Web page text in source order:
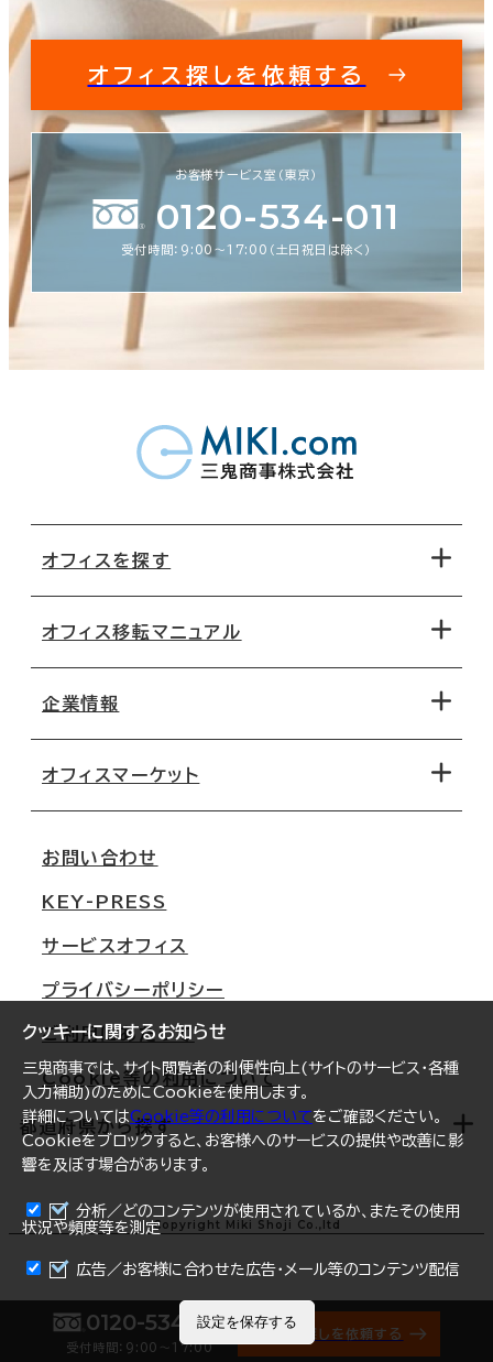
まとめて資料請求
0120-534-011
受付時間：9:00〜17:00
オフィス探しを依頼する
クッキーに関するお知らせ
三鬼商事では、サイト閲覧者の利便性向上(サイトのサービス・各種
入力補助)のためにCookieを使用します。
詳細についてはCookie等の利用についてをご確認ください。
Cookieをブロックすると、お客様へのサービスの提供や改善に影
響を及ぼす場合があります。
分析／どのコンテンツが使用されているか、またその使用
状況や頻度等を測定
広告／お客様に合わせた広告・メール等のコンテンツ配信
設定を保存する
オフィス探しを依頼する
お客様サービス室（東京）
0120-534-011
受付時間：9:00〜17:00（土日祝日は除く）
オフィスを探す
地図から探す
路線・駅から探す
オフィス移転マニュアル
移転コストシミュレーション
移転スケジュール
オフィス移転Q&A
企業情報
オフィスマーケット
大阪
名古屋
札幌
仙台
横浜
福岡
オフィスリポート
ログイン
お問い合わせ
KEY-PRESS
サービスオフィス
プライバシーポリシー
ご利用にあたって
Cookie等の利用について
都道府県から探す
北海道
青森県
宮城県
Copyright Miki Shoji Co.,ltd